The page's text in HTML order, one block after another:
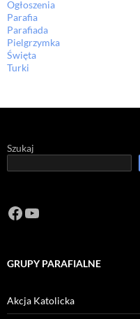
Ogłoszenia
Parafia
Parafiada
Pielgrzymka
Święta
Turki
Szukaj
Facebook
https://
GRUPY PARAFIALNE
Akcja Katolicka